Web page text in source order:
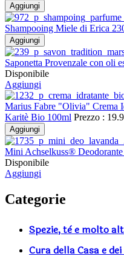
Aggiungi
Shampooing Miele di Erica
Aggiungi
Saponetta Provenzale con oli
Disponibile
Aggiungi
Marius Fabre "Olivia" Crema
Karitè Bio 100ml Prezzo :
Aggiungi
Mini Achselkuss®
Disponibile
Aggiungi
Categorie
Spezie, tè e molto
Cura della Casa e